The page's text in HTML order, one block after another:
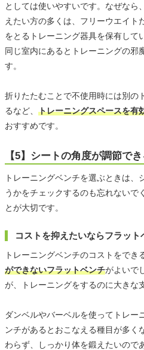
としては使いやすいです。なぜなら
えたい方の多くは、フリーウエイト
をとるトレーニング器具を保有して
同じ室内にあるとトレーニングの邪
す。
折りたたむことで不使用時には別の
るなど、 トレーニングスペースを有
おすすめです。
【5】シートの角度が調節で
トレーニングベンチを選ぶときは
うかをチェックするのも忘れないで
とが大切です。
コストを抑えたいならフラット
トレーニングベンチのコストをでき
ができないフラットベンチがよいで
が、トレーニングをするのに大きな
ダンベルやバーベルを使ってトレー
ンチがあるとおこなえる種目が多く
わらず、しっかり体を鍛えたいので